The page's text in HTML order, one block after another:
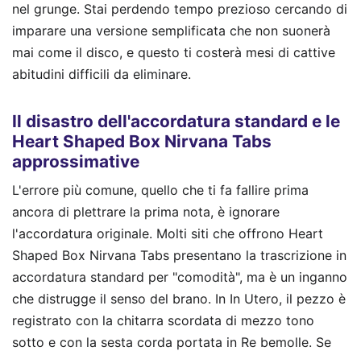
nel grunge. Stai perdendo tempo prezioso cercando di
imparare una versione semplificata che non suonerà
mai come il disco, e questo ti costerà mesi di cattive
abitudini difficili da eliminare.
Il disastro dell'accordatura standard e le
Heart Shaped Box Nirvana Tabs
approssimative
L'errore più comune, quello che ti fa fallire prima
ancora di plettrare la prima nota, è ignorare
l'accordatura originale. Molti siti che offrono Heart
Shaped Box Nirvana Tabs presentano la trascrizione in
accordatura standard per "comodità", ma è un inganno
che distrugge il senso del brano. In In Utero, il pezzo è
registrato con la chitarra scordata di mezzo tono
sotto e con la sesta corda portata in Re bemolle. Se